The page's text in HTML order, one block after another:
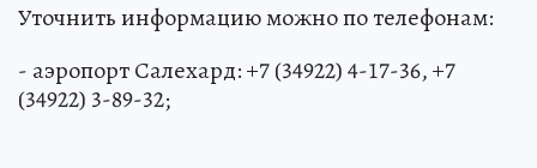
Уточнить информацию можно по телефонам:
- аэропорт Салехард: +7 (34922) 4-17-36, +7
(34922) 3-89-32;